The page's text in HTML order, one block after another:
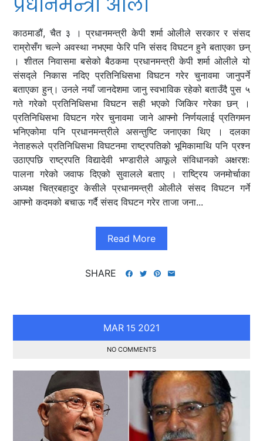
काठमाडौं, चैत ३ । प्रधानमन्त्री केपी शर्मा ओलीले सरकार र संसद
राम्रोसँग चल्ने अवस्था नभएमा फेरि पनि संसद विघटन हुने बताएका छन्
। शीतल निवासमा बसेको बैठकमा प्रधानमन्त्री केपी शर्मा ओलीले यो
संसद्ले निकास नदिए प्रतिनिधिसभा विघटन गरेर चुनावमा जानुपर्ने
बताएका हुन्। उनले नयाँ जानदेशमा जानु स्वभाविक रहेको बताउँदै पुस ५
गते गरेको प्रतिनिधिसभा विघटन सही भएको जिकिर गरेका छन् ।
प्रतिनिधिसभा विघटन गरेर चुनावमा जाने आफ्नो निर्णयलाई प्रतिगमन
भनिएकोमा पनि प्रधानमन्त्रीले असन्तुष्टि जनाएका थिए । दलका
नेताहरूले प्रतिनिधिसभा विघटनमा राष्ट्रपतिको भूमिकामाथि पनि प्रश्न
उठाएपछि राष्ट्रपति विद्यादेवी भण्डारीले आफूले संविधानको अक्षरशः
पालना गरेको जवाफ दिएको सुवालले बताए । राष्ट्रिय जनमोर्चाका
अध्यक्ष चित्रबहादुर केसीले प्रधानमन्त्री ओलीले संसद विघटन गर्ने
आफ्नो कदमको बचाऊ गर्दै संसद विघटन गरेर ताजा जना...
Read More
SHARE
MAR 15 2021
NO COMMENTS